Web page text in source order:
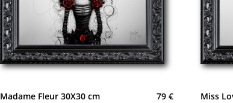
Madame Fleur 30X30 cm
79 €
Miss